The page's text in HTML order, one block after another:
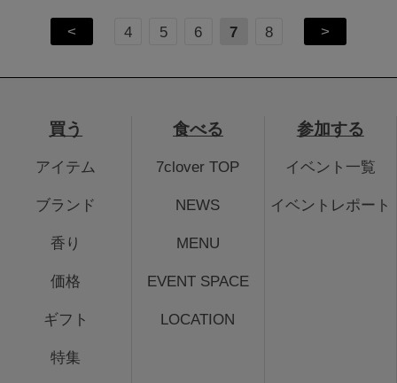
< 4 5 6 7 8 >
買う
アイテム
ブランド
香り
価格
ギフト
特集
食べる
7clover TOP
NEWS
MENU
EVENT SPACE
LOCATION
参加する
イベント一覧
イベントレポート